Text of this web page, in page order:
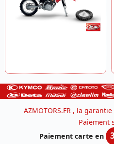
AZMOTORS.FR , la
Paiement
Paiement carte en